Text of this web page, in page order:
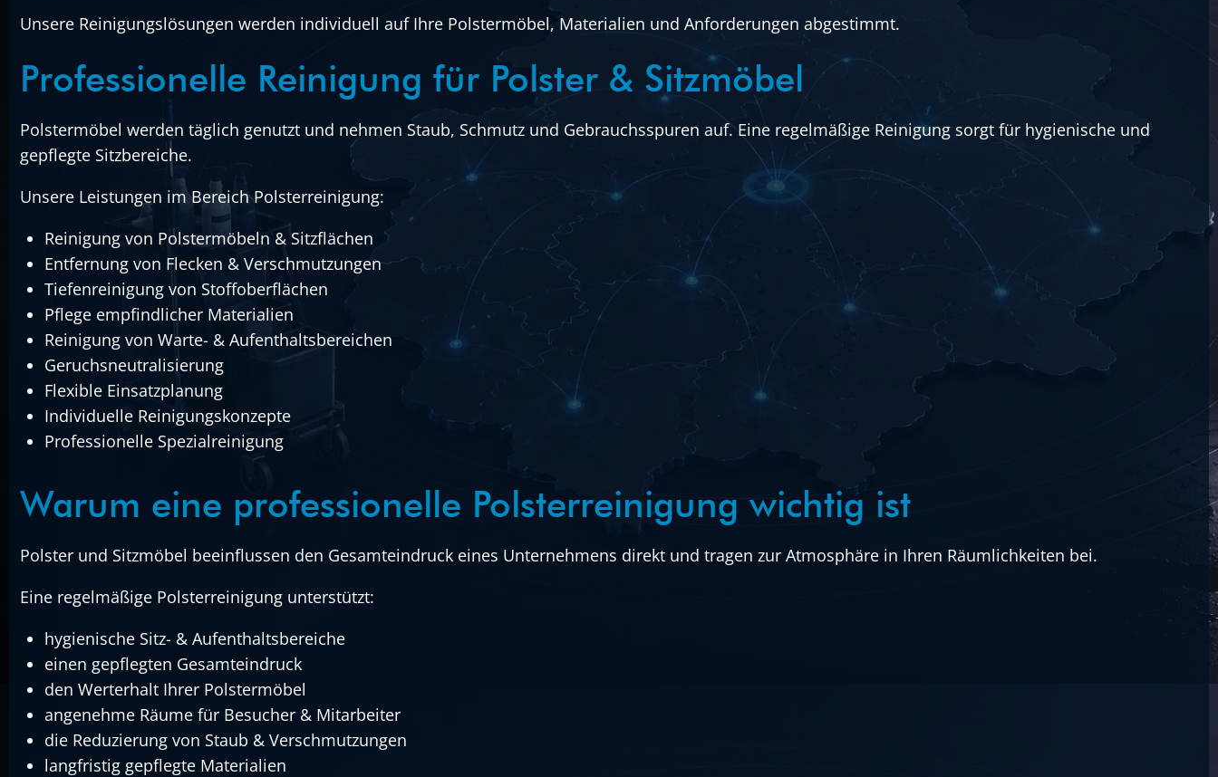
Unsere Reinigungslösungen werden individuell auf Ihre Polstermöbel, Materialien und Anforderungen abgestimmt.
Professionelle Reinigung für Polster & Sitzmöbel
Polstermöbel werden täglich genutzt und nehmen Staub, Schmutz und Gebrauchsspuren auf. Eine regelmäßige Reinigung sorgt für hygienische und
gepflegte Sitzbereiche.
Unsere Leistungen im Bereich Polsterreinigung:
Reinigung von Polstermöbeln & Sitzflächen
Entfernung von Flecken & Verschmutzungen
Tiefenreinigung von Stoffoberflächen
Pflege empfindlicher Materialien
Reinigung von Warte- & Aufenthaltsbereichen
Geruchsneutralisierung
Flexible Einsatzplanung
Individuelle Reinigungskonzepte
Professionelle Spezialreinigung
Warum eine professionelle Polsterreinigung wichtig ist
Polster und Sitzmöbel beeinflussen den Gesamteindruck eines Unternehmens direkt und tragen zur Atmosphäre in Ihren Räumlichkeiten bei.
Eine regelmäßige Polsterreinigung unterstützt:
hygienische Sitz- & Aufenthaltsbereiche
einen gepflegten Gesamteindruck
den Werterhalt Ihrer Polstermöbel
angenehme Räume für Besucher & Mitarbeiter
die Reduzierung von Staub & Verschmutzungen
langfristig gepflegte Materialien